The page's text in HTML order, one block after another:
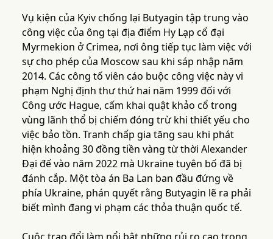
Vụ kiện của Kyiv chống lại Butyagin tập trung vào
công việc của ông tại địa điểm Hy Lạp cổ đại
Myrmekion ở Crimea, nơi ông tiếp tục làm việc với
sự cho phép của Moscow sau khi sáp nhập năm
2014. Các công tố viên cáo buộc công việc này vi
phạm Nghị định thư thứ hai năm 1999 đối với
Công ước Hague, cấm khai quật khảo cổ trong
vùng lãnh thổ bị chiếm đóng trừ khi thiết yếu cho
việc bảo tồn. Tranh chấp gia tăng sau khi phát
hiện khoảng 30 đồng tiền vàng từ thời Alexander
Đại đế vào năm 2022 mà Ukraine tuyên bố đã bị
đánh cắp. Một tòa án Ba Lan ban đầu đứng về
phía Ukraine, phán quyết rằng Butyagin lẽ ra phải
biết mình đang vi phạm các thỏa thuận quốc tế.